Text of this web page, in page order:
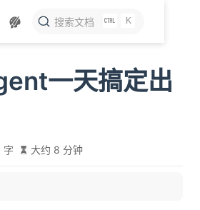
搜索文档 K
一天搞定出
字 大约 8 分钟